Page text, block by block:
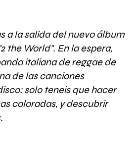
a la salida del nuevo álbum
the World". En la espera,
italiana de reggae de
de las canciones
solo teneis que hacer
coloradas, y descubrir